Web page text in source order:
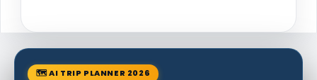
🗺 AI TRIP PLANNER 2026